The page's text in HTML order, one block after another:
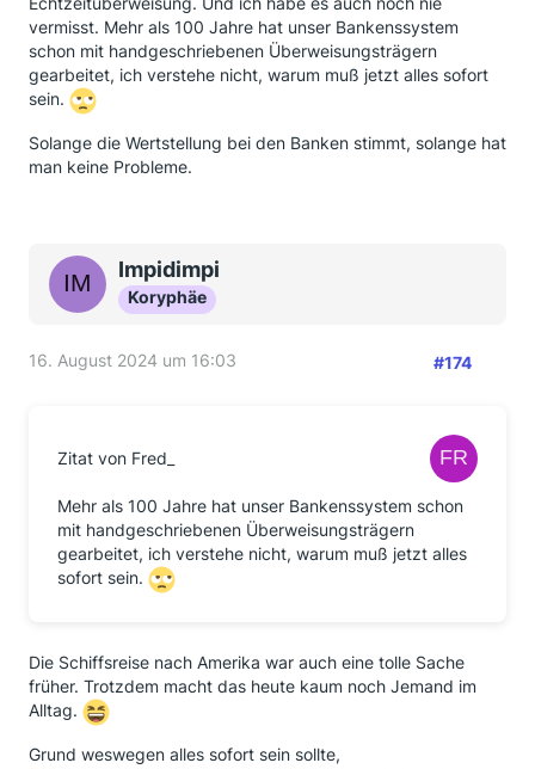
vermisst. Mehr als 100 Jahre hat unser Bankenssystem
schon mit handgeschriebenen Überweisungsträgern
gearbeitet, ich verstehe nicht, warum muß jetzt alles sofort
sein.
Solange die Wertstellung bei den Banken stimmt, solange hat
man keine Probleme.
Impidimpi
Koryphäe
16. August 2024 um 16:03 #174
Zitat von Fred_
Mehr als 100 Jahre hat unser Bankenssystem schon
mit handgeschriebenen Überweisungsträgern
gearbeitet, ich verstehe nicht, warum muß jetzt alles
sofort sein.
Die Schiffsreise nach Amerika war auch eine tolle Sache
früher. Trotzdem macht das heute kaum noch Jemand im
Alltag.
Grund weswegen alles sofort sein sollte,